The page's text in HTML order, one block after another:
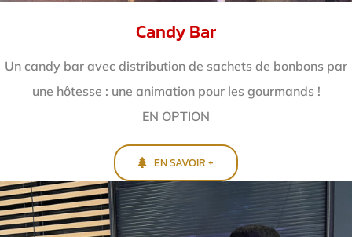
Candy Bar
Un candy bar avec distribution de sachets de bonbons par
une hôtesse : une animation pour les gourmands !
EN OPTION
EN SAVOIR +